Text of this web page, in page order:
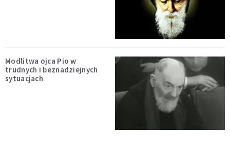
Modlitwa ojca Pio w
trudnych i beznadziejnych
sytuacjach